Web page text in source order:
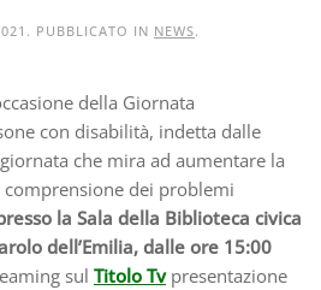
. PUBBLICATO IN NEWS.
della Giornata
con disabilità, indetta dalle
che mira ad aumentare la
comprensione dei problemi
la Sala della Biblioteca civica
dell’Emilia, dalle ore 15:00
sul Titolo Tvpresentazione